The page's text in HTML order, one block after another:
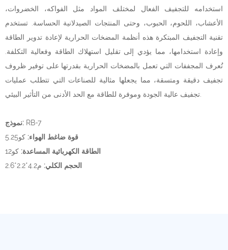
استخدامه للتجفيف الفعال لمختلف المواد مثل الفواكه، الخضروات،
الأعشاب، اللحوم، الحبوب، وحتى المنتجات الصيدلانية الحساسة. تستخدم
تقنية التجفيف المبتكرة هذه أنظمة المضخات الحرارية لإعادة تدوير الطاقة
وإعادة استخدامها، مما يؤدي إلى تقليل استهلاك الطاقة وفعالية التكلفة.
تُعرف المجففات التي تعمل بالمضخات الحرارية بقدرتها على توفير ظروف
تجفيف دقيقة ومتسقة، مما يجعلها مثالية للصناعات التي تتطلب عمليات
نموذج: RB-7
قوة ضاغط الهواء: كو5.25
الطاقة الكهربائية المساعدة: كو12
الحجم الكلي: م4.2*2.2*2.6